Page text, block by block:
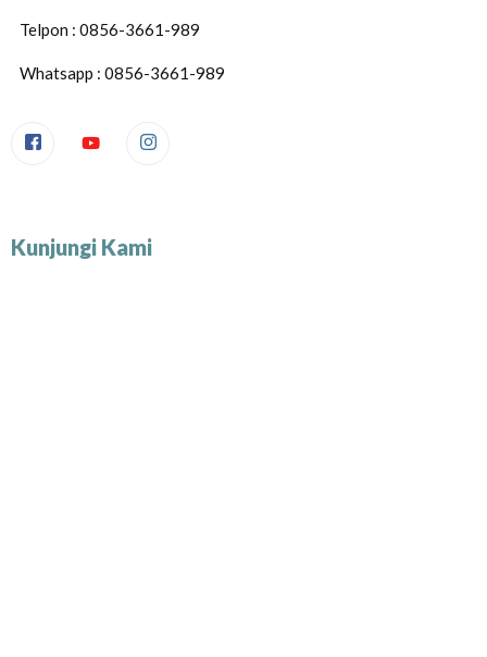
Telpon : 0856-3661-989
Whatsapp : 0856-3661-989
Kunjungi Kami